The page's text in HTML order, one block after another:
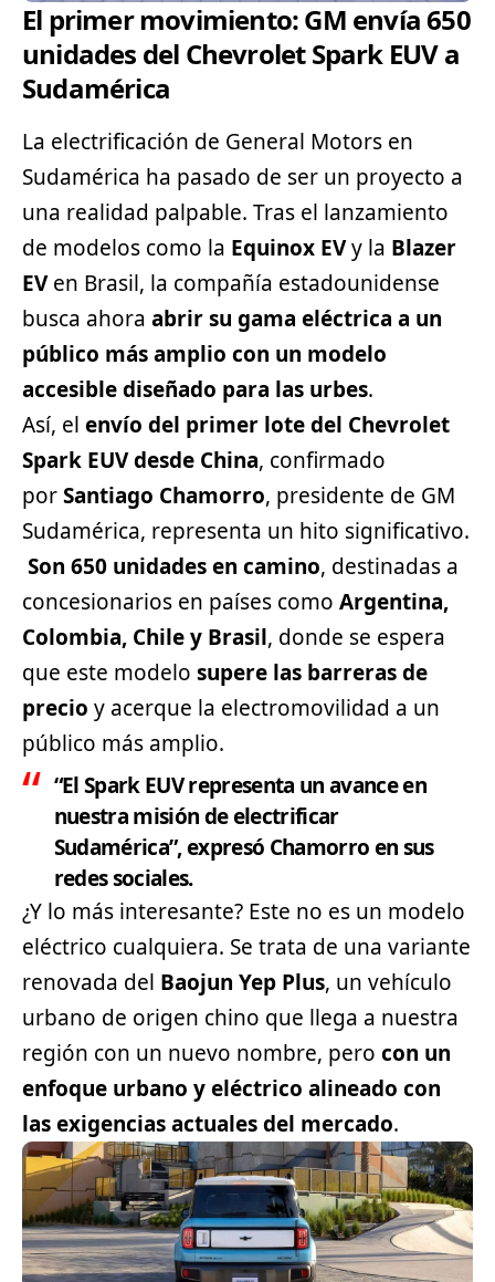
El primer movimiento: GM envía 650
unidades del Chevrolet Spark EUV a
Sudamérica
La electrificación de General Motors en
Sudamérica ha pasado de ser un proyecto a
una realidad palpable. Tras el lanzamiento
de modelos como la Equinox EVy la Blazer
EVen Brasil, la compañía estadounidense
busca ahora abrir su gama eléctrica a un
público más amplio con un modelo
accesible diseñado para las urbes.
Así, el envío del primer lote del Chevrolet
Spark EUV desde China, confirmado
porSantiago Chamorro, presidente de GM
Sudamérica, representa un hito significativo.
Son 650 unidades en camino, destinadas a
concesionarios en países como Argentina,
Colombia, Chile y Brasil, donde se espera
que este modelo supere las barreras de
precio y acerque la electromovilidad a un
público más amplio.
“El Spark EUV representa un avance en
nuestra misión de electrificar
Sudamérica”, expresó Chamorro en sus
redes sociales.
¿Y lo más interesante? Este no es un modelo
eléctrico cualquiera. Se trata de una variante
renovada del Baojun Yep Plus, un vehículo
urbano de origen chino que llega a nuestra
región con un nuevo nombre, pero con un
enfoque urbano y eléctrico alineado con
las exigencias actuales del mercado.